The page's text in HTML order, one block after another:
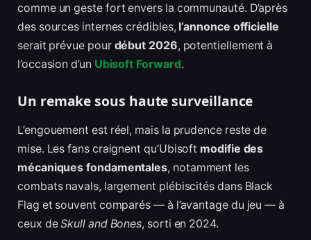
comme un geste fort envers la communauté. D’après
des sources internes crédibles, l’annonce officielle
serait prévue pour début 2026, potentiellement à
l’occasion d’un Ubisoft Forward.
Un remake sous haute surveillance
L’engouement est réel, mais la prudence reste de
mise. Les fans craignent qu’Ubisoft modifie des
mécaniques fondamentales, notamment les
combats navals, largement plébiscités dans Black
Flag et souvent comparés — à l’avantage du jeu — à
ceux deSkull and Bones, sorti en 2024.